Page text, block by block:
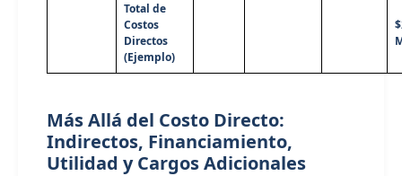
Total de
Costos
Directos
(Ejemplo)
Más Allá del Costo Directo:
Indirectos, Financiamiento,
Utilidad y Cargos Adicionales